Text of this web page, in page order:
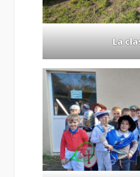
La